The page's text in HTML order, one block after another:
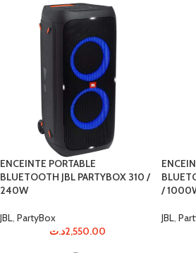
ENCEINTE PORTABLE
BLUETOOTH JBL PARTYBOX 310 /
240W
JBL, PartyBox
2,550.00د.ت
/
JBL,